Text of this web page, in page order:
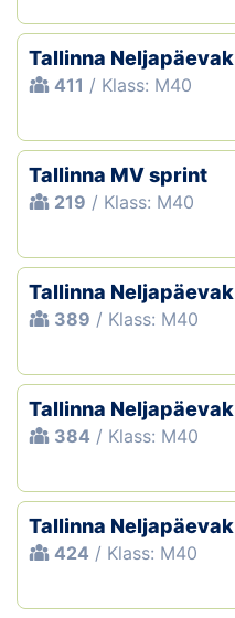
Tallinna Neljapäevak
411 / Klass: M40
Tallinna MV sprint
219 / Klass: M40
Tallinna Neljapäevak
389 / Klass: M40
Tallinna Neljapäevak
384 / Klass: M40
Tallinna Neljapäevak
424 / Klass: M40